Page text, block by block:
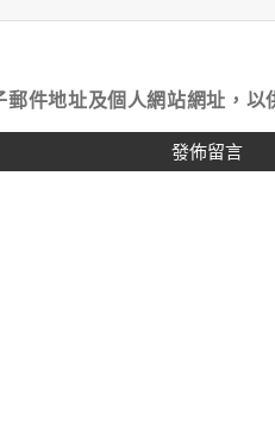
件地址及個人網站網址，以